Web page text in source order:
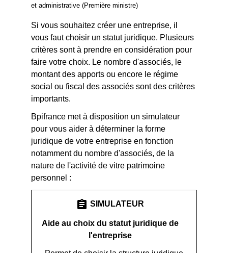
et administrative (Première ministre)
Si vous souhaitez créer une entreprise, il
vous faut choisir un statut juridique. Plusieurs
critères sont à prendre en considération pour
faire votre choix. Le nombre d'associés, le
montant des apports ou encore le régime
social ou fiscal des associés sont des critères
importants.
Bpifrance met à disposition un simulateur
pour vous aider à déterminer la forme
juridique de votre entreprise en fonction
notamment du nombre d'associés, de la
nature de l'activité de vitre patrimoine
personnel :
assignment SIMULATEUR
Aide au choix du statut juridique de
l'entreprise